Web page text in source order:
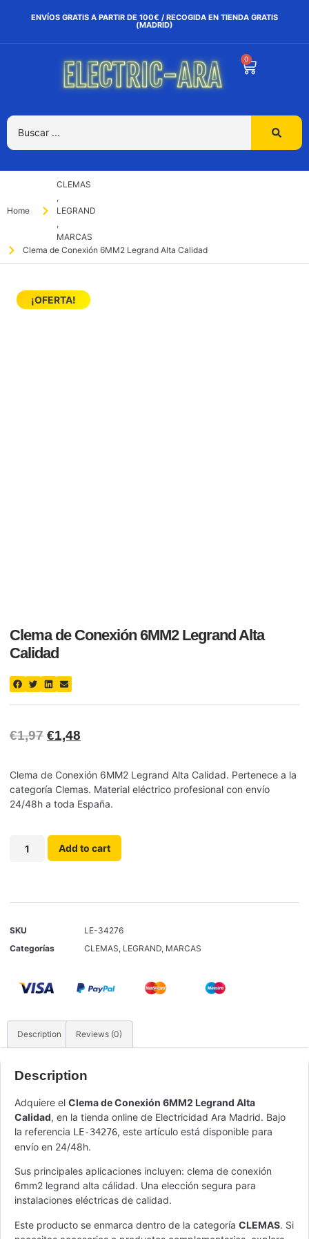
ENVÍOS GRATIS A PARTIR DE 100€ / RECOGIDA EN TIENDA GRATIS
(MADRID)
0
Home
CLEMAS
,
LEGRAND
,
MARCAS
Clema de Conexión 6MM2 Legrand Alta Calidad
¡OFERTA!
Clema de Conexión 6MM2 Legrand Alta
Calidad
€1,97 €1,48
Clema de Conexión 6MM2 Legrand Alta Calidad. Pertenece a la
categoría Clemas. Material eléctrico profesional con envío
24/48h a toda España.
Add to cart
SKU
LE-34276
Categorías
CLEMAS, LEGRAND, MARCAS
Description Reviews (0)
Description
Adquiere el Clema de Conexión 6MM2 Legrand Alta
Calidad, en la tienda online de Electricidad Ara Madrid. Bajo
la referencia LE-34276, este artículo está disponible para
envío en 24/48h.
Sus principales aplicaciones incluyen: clema de conexión
6mm2 legrand alta cálidad. Una elección segura para
instalaciones eléctricas de calidad.
Este producto se enmarca dentro de la categoría CLEMAS. Si